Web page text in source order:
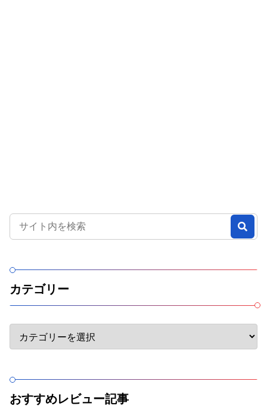
カテゴリー
おすすめレビュー記事